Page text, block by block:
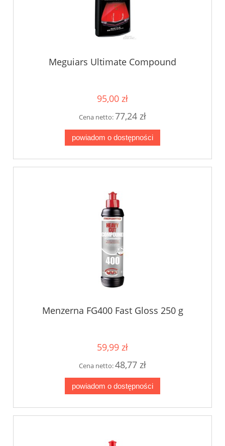
Meguiars Ultimate Compound
95,00 zł
Cena netto:77,24 zł
powiadom o dostępności
Menzerna FG400 Fast Gloss 250 g
59,99 zł
Cena netto:48,77 zł
powiadom o dostępności